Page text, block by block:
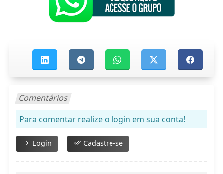
Comentários
Para comentar realize o login em sua conta!
Login Cadastre-se